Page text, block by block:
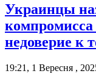
Украинцы
недоверие к
19:21, 1 Вересня ,